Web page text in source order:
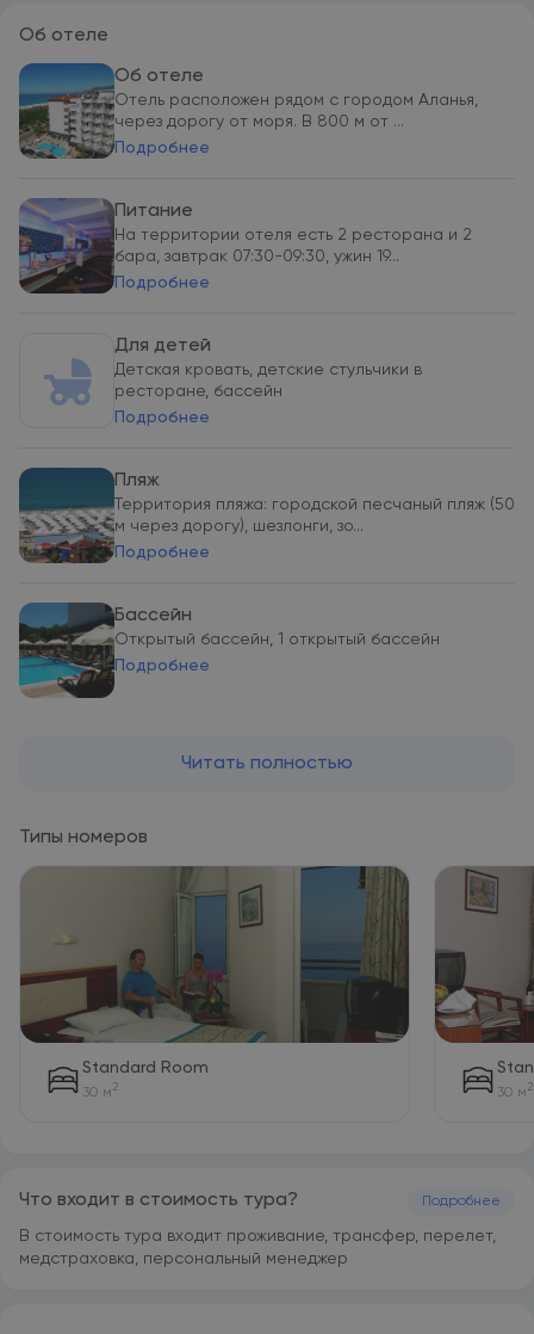
Об отеле
Об отеле
Отель расположен рядом с городом Аланья,
через дорогу от моря. В 800 м от ...
Подробнее
Питание
На территории отеля есть 2 ресторана и 2
бара, завтрак 07:30-09:30, ужин 19...
Подробнее
Для детей
Детская кровать, детские стульчики в
ресторане, бассейн
Подробнее
Пляж
Территория пляжа: городской песчаный пляж (50
м через дорогу), шезлонги, зо...
Подробнее
Бассейн
Открытый бассейн, 1 открытый бассейн
Подробнее
Читать полностью
Типы номеров
Standard Room
30 м 2 30 м 2
Что входит в стоимость тура? Подробнее
В стоимость тура входит проживание, трансфер, перелет,
медстраховка, персональный менеджер